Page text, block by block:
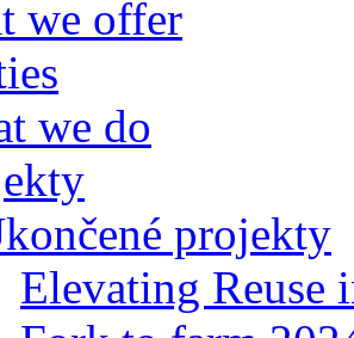
we offer
we do
projekty
Elevating Reuse